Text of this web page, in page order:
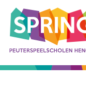
Skip
content
Spring! Hengelo